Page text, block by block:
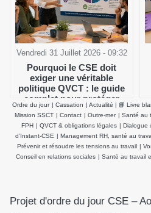
Vendredi 31 Juillet 2026 - 09:32
Pourquoi le CSE doit
exiger une véritable
politique QVCT : le guide
complet pour protéger
durablement la santé
physique et mentale des
salariés
Ordre du jour | Cassation | Actualité | 📘 Livre
Mission SSCT | Contact | Outre-mer | Santé au
FPH | QVCT & obligations légales | Dialogue
d’Instant-CSE | Management RH, santé au
Prévenir et résoudre les tensions au travail |
Conseil en relations sociales | Santé au travail
Projet d'ordre du jour CSE –